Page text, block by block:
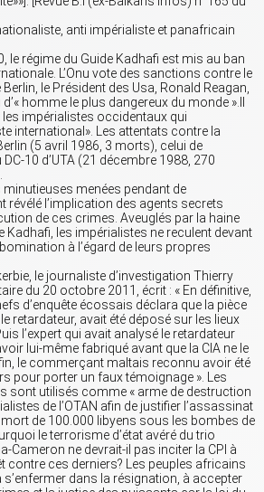
anti impérialiste et panafricain
le régime du Guide Kadhafi est mis au ban
L’Onu vote des sanctions contre le
le Président des Usa, Ronald Reagan,
homme le plus dangereux du monde ».Il
impérialistes occidentaux qui
international». Les attentats contre la
(5 avril 1986, 3 morts), celui de
DC-10 d’UTA (21 décembre 1988, 270
minutieuses menées pendant de
révélé l’implication des agents secrets
de ces crimes. Aveuglés par la haine
Kadhafi, les impérialistes ne reculent devant
à l’égard de leurs propres
le journaliste d’investigation Thierry
du 20 octobre 2011, écrit : « En définitive,
d’enquête écossais déclara que la pièce
retardateur, avait été déposé sur les lieux
l’expert qui avait analysé le retardateur
lui-même fabriqué avant que la CIA ne le
le commerçant maltais reconnu avoir été
pour porter un faux témoignage ». Les
sont utilisés comme « arme de destruction
de l’OTAN afin de justifier l’assassinat
de 100.000 libyens sous les bombes de
le terrorisme d’état avéré du trio
Cameron ne devrait-il pas inciter la CPI à
contre ces derniers? Les peuples africains
dans la résignation, à accepter